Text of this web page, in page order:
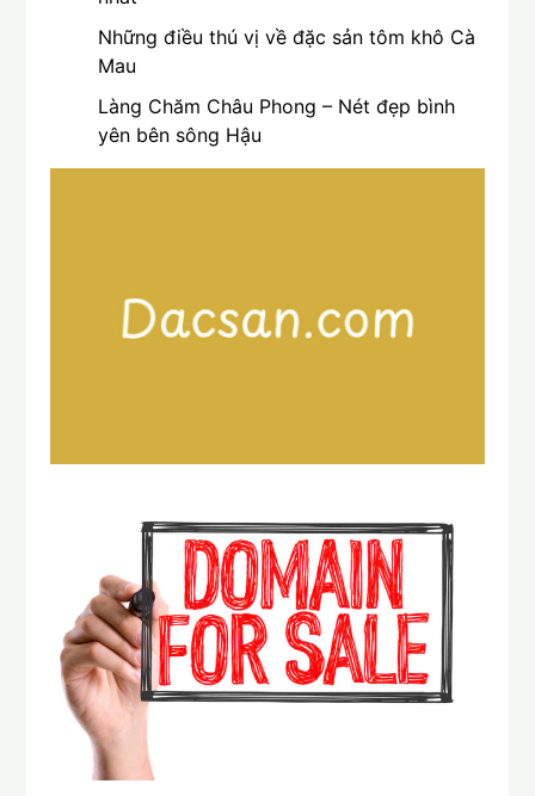
Những điều thú vị về đặc sản tôm khô Cà
Mau
Làng Chăm Châu Phong – Nét đẹp bình
yên bên sông Hậu